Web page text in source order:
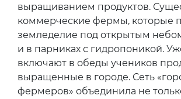
выращиванием продуктов.
коммерческие фермы, которые
земледелие под открытым
и в парниках с гидропоникой.
включают в обеды учеников
выращенные в городе. Сеть
фермеров» объединила не